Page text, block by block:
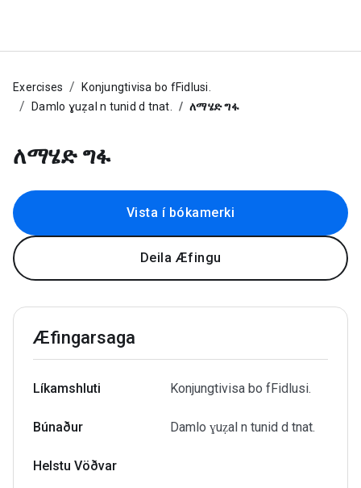
Exercises
Konjungtivisa bo fFidlusi.
Damlo ɣuẓal n tunid d tnat.
ለማሄድ ግፋ
ለማሄድ ግፋ
Vista í bókamerki
Deila Æfingu
Æfingarsaga
Líkamshluti Konjungtivisa bo fFidlusi.
Búnaður Damlo ɣuẓal n tunid d tnat.
Helstu Vöðvar